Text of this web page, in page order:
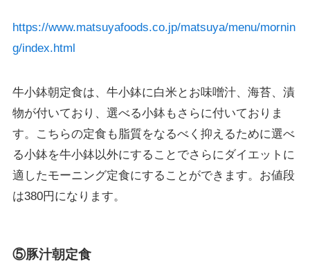
https://www.matsuyafoods.co.jp/matsuya/menu/mornin
g/index.html
牛小鉢朝定食は、牛小鉢に白米とお味噌汁、海苔、漬
物が付いており、選べる小鉢もさらに付いておりま
す。こちらの定食も脂質をなるべく抑えるために選べ
る小鉢を牛小鉢以外にすることでさらにダイエットに
適したモーニング定食にすることができます。お値段
は380円になります。
⑤豚汁朝定食